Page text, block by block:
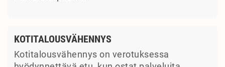
KOTITALOUSVÄHENNYS
Kotitalousvähennys on verotuksessa